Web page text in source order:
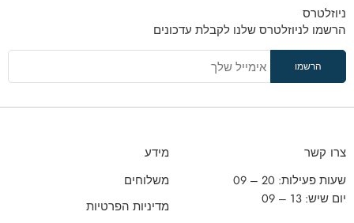
ניוזלטרס
הרשמו לניוזלטרס שלנו לקבלת עדכונים
צרו קשר
שעות פעילות: 20 – 09
יום שיש: 13 – 09
מידע
משלוחים
מדיניות הפרטיות